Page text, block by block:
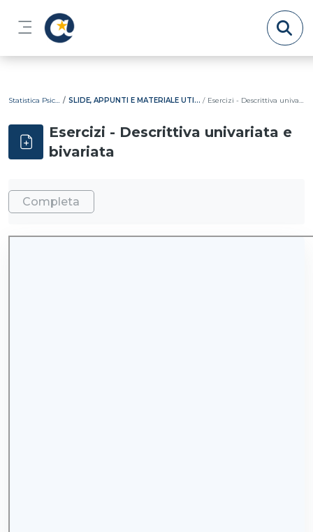
Pannello laterale
Statistica Psicometrica SLIDE, APPUNTI E MATERIALE UTILIZZATO A LEZIONE Esercizi - Descrittiva univariata e bivariata
Esercizi - Descrittiva univariata e
bivariata
Completa